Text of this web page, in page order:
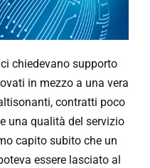
chiedevano supporto
in mezzo a una vera
contratti poco
una qualità del servizio
capito subito che un
essere lasciato al